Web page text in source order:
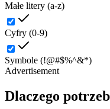
Małe litery (a-z)
Cyfry (0-9)
Symbole (!@#$%^&*)
Advertisement
Dlaczego